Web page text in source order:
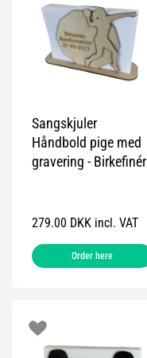
Sangskjuler
Håndbold pige med
gravering - Birkefinér
279.00 DKK incl. VAT
Order here